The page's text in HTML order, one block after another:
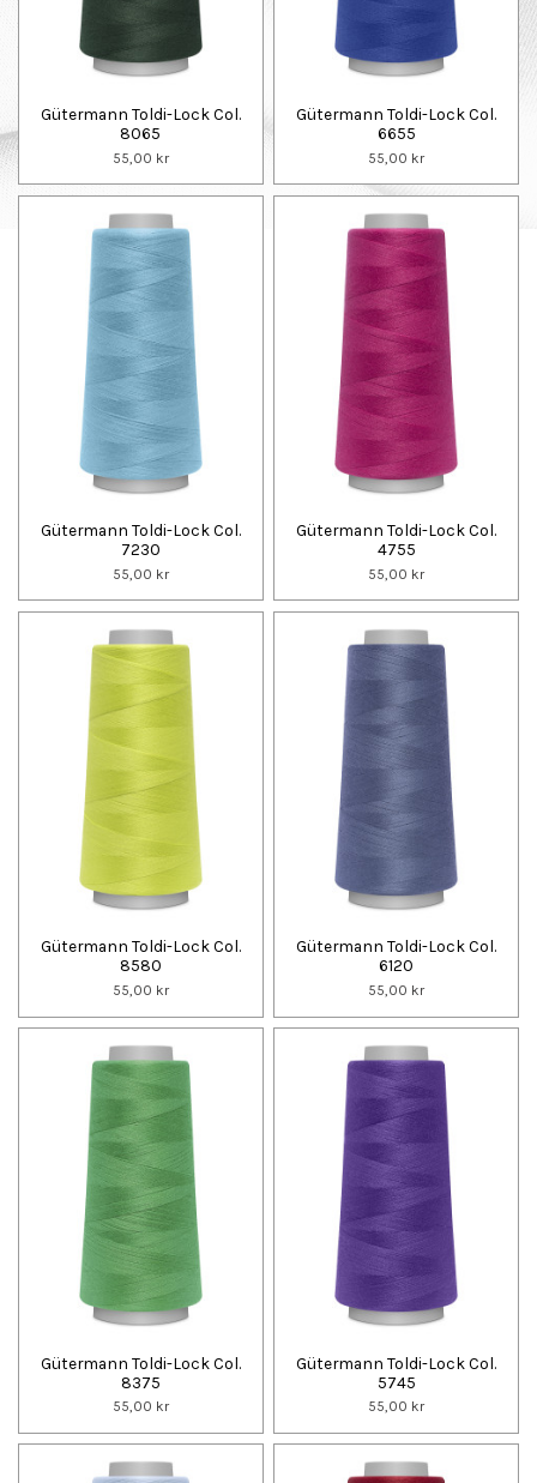
Gütermann Toldi-Lock Col.
8065
55,00 kr
Gütermann Toldi-Lock Col.
6655
55,00 kr
Gütermann Toldi-Lock Col.
7230
55,00 kr
Gütermann Toldi-Lock Col.
4755
55,00 kr
Gütermann Toldi-Lock Col.
8580
55,00 kr
Gütermann Toldi-Lock Col.
6120
55,00 kr
Gütermann Toldi-Lock Col.
8375
55,00 kr
Gütermann Toldi-Lock Col.
5745
55,00 kr